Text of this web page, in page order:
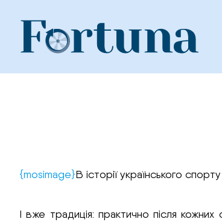
content
{mosimage}В історії українського
І вже традиція: практично після кожних